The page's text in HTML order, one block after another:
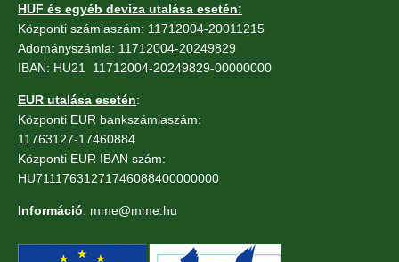
HUF és egyéb deviza utalása esetén:
Központi számlaszám: 11712004-20011215
Adományszámla: 11712004-20249829
IBAN: HU21 11712004-20249829-00000000
EUR utalása esetén:
Központi EUR bankszámlaszám:
11763127-17460884
Központi EUR IBAN szám:
HU71117631271746088400000000
Információ: mme@mme.hu